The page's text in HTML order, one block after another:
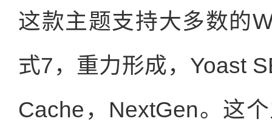
这款主题支持大多数的
式7，重力形成，Yoast
Cache，NextGen。这